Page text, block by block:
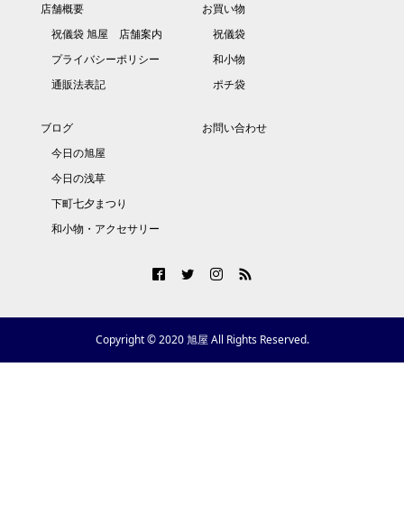
店舗概要
祝儀袋 旭屋 店舗案内
プライバシーポリシー
通販法表記
お買い物
祝儀袋
和小物
ポチ袋
ブログ
今日の旭屋
今日の浅草
下町七夕まつり
和小物・アクセサリー
お問い合わせ
Copyright © 2020 旭屋 All Rights Reserved.